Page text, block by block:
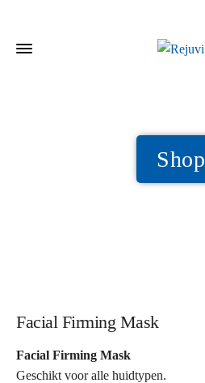
Shop
Facial Firming Mask
Facial Firming Mask
Geschikt voor alle huidtypen.